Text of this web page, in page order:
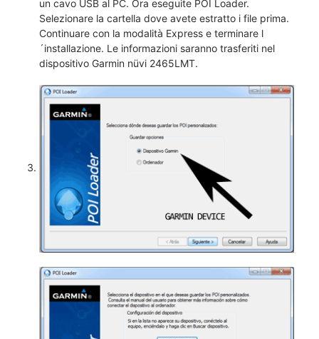
un cavo USB al PC. Ora eseguite POI Loader.
Selezionare la cartella dove avete estratto i file prima.
Continuare con la modalità Express e terminare l
´installazione. Le informazioni saranno trasferiti nel
dispositivo Garmin nüvi 2465LMT.